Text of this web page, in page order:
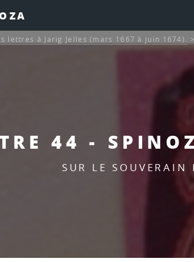
44 -
SUR LE SOUVERAIN
lettres à Jarig Jelles (mars 1667 à juin 1674). >